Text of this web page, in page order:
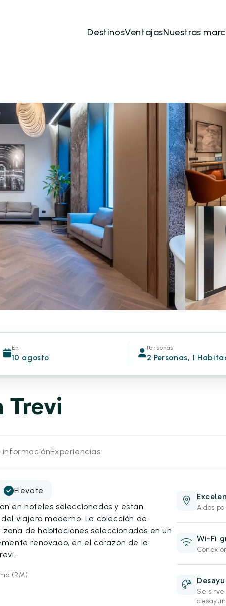
DestinosVentajasNuestras
En
10 agosto
Personas
2 Personas, 1
Trevi
informaciónExperiencias
Elevate
en hoteles seleccionados y están
viajero moderno. La colección de
de habitaciones seleccionadas en un
renovado, en el corazón de la
(RM)
A dos
Wi-Fi
Se